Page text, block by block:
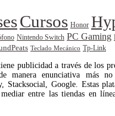
Cursos Honor
Nintendo Switch PC Gaming
Teclado Mecánico Tp-Link
publicidad a través de los
manera enunciativa más
Stacksocial, Google. Estas
mediar entre las tiendas en